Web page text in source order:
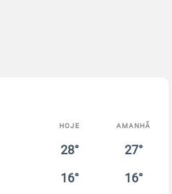
HOJE AMANHÃ
28° 27°
16° 16°